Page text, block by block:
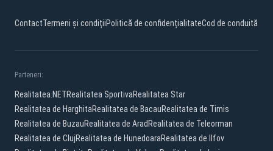
ContactTermeni și condițiiPolitică de confidențialitateCod de conduită
Parteneri:
Realitatea.NETRealitatea SportivaRealitatea Star
Realitatea de HarghitaRealitatea de BacauRealitatea de Timis
Realitatea de BuzauRealitatea de Arad Realitatea de Teleorman
Realitatea de ClujRealitatea de HunedoaraRealitatea de Ilfov